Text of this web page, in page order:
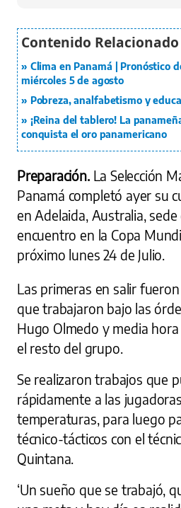
Clima en Panamá | Pronóstico
miércoles 5 de agosto
Pobreza, analfabetismo y
¡Reina del tablero! La
conquista el oro panamericano
Preparación. La Selección
Panamá completó ayer su
en Adelaida, Australia,
encuentro en la Copa
próximo lunes 24 de Julio.
Las primeras en salir
que trabajaron bajo las
Hugo Olmedo y media
el resto del grupo.
Se realizaron trabajos que
rápidamente a las
temperaturas, para luego
técnico-tácticos con el
Quintana.
‘Un sueño que se trabajó,